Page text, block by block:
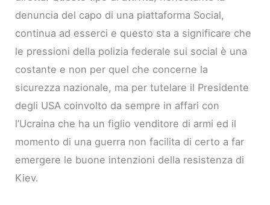
denuncia del capo di una piattaforma Social,
continua ad esserci e questo sta a significare che
le pressioni della polizia federale sui social è una
costante e non per quel che concerne la
sicurezza nazionale, ma per tutelare il Presidente
degli USA coinvolto da sempre in affari con
l’Ucraina che ha un figlio venditore di armi ed il
momento di una guerra non facilita di certo a far
emergere le buone intenzioni della resistenza di
Kiev.